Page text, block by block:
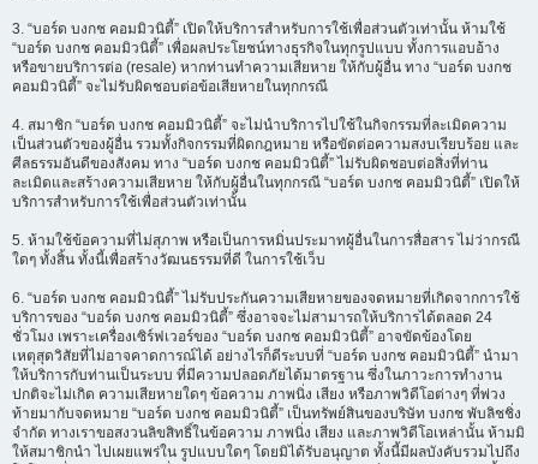
3. “บอร์ด บงกช คอมมิวนิตี้” เปิดให้บริการสำหรับการใช้เพื่อส่วนตัวเท่านั้น ห้ามใช้
“บอร์ด บงกช คอมมิวนิตี้” เพื่อผลประโยชน์ทางธุรกิจในทุกรูปแบบ ทั้งการแอบอ้าง
หรือขายบริการต่อ (resale) หากท่านทำความเสียหาย ให้กับผู้อื่น ทาง “บอร์ด บงกช
คอมมิวนิตี้” จะไม่รับผิดชอบต่อข้อเสียหายในทุกกรณี
4. สมาชิก “บอร์ด บงกช คอมมิวนิตี้” จะไม่นำบริการไปใช้ในกิจกรรมที่ละเมิดความ
เป็นส่วนตัวของผู้อื่น รวมทั้งกิจกรรมที่ผิดกฎหมาย หรือขัดต่อความสงบเรียบร้อย และ
ศีลธรรมอันดีของสังคม ทาง “บอร์ด บงกช คอมมิวนิตี้” ไม่รับผิดชอบต่อสิ่งที่ท่าน
ละเมิดและสร้างความเสียหาย ให้กับผู้อื่นในทุกกรณี “บอร์ด บงกช คอมมิวนิตี้” เปิดให้
บริการสำหรับการใช้เพื่อส่วนตัวเท่านั้น
5. ห้ามใช้ข้อความที่ไม่สุภาพ หรือเป็นการหมิ่นประมาทผู้อื่นในการสื่อสาร ไม่ว่ากรณี
ใดๆ ทั้งสิ้น ทั้งนี้เพื่อสร้างวัฒนธรรมที่ดี ในการใช้เว็บ
6. “บอร์ด บงกช คอมมิวนิตี้” ไม่รับประกันความเสียหายของจดหมายที่เกิดจากการใช้
บริการของ “บอร์ด บงกช คอมมิวนิตี้” ซึ่งอาจจะไม่สามารถให้บริการได้ตลอด 24
ชั่วโมง เพราะเครื่องเซิร์ฟเวอร์ของ “บอร์ด บงกช คอมมิวนิตี้” อาจขัดข้องโดย
เหตุสุดวิสัยที่ไม่อาจคาดการณ์ได้ อย่างไรก็ดีระบบที่ “บอร์ด บงกช คอมมิวนิตี้” นำมา
ให้บริการกับท่านเป็นระบบ ที่มีความปลอดภัยได้มาตรฐาน ซึ่งในภาวะการทำงาน
ปกติจะไม่เกิด ความเสียหายใดๆ ข้อความ ภาพนิ่ง เสียง หรือภาพวิดีโอต่างๆ ที่พ่วง
ท้ายมากับจดหมาย “บอร์ด บงกช คอมมิวนิตี้” เป็นทรัพย์สินของบริษัท บงกช พับลิชชิ่ง
จำกัด ทางเราขอสงวนลิขสิทธิ์ในข้อความ ภาพนิ่ง เสียง และภาพวิดีโอเหล่านั้น ห้ามมิ
ให้สมาชิกนำ ไปเผยแพร่ใน รูปแบบใดๆ โดยมิได้รับอนุญาต ทั้งนี้มีผลบังคับรวมไปถึง